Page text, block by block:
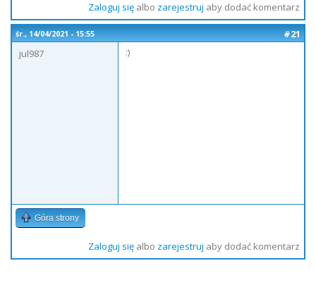
Zaloguj sięalbo zarejestruj aby dodać komentarz
śr., 14/04/2021 - 15:55
#21
jul987
:)
Góra strony
Zaloguj sięalbo zarejestruj aby dodać komentarz